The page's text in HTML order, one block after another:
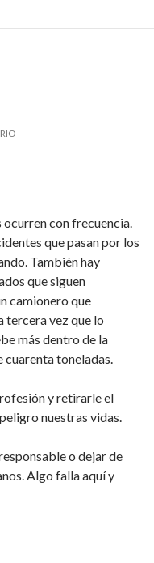
con frecuencia.
que pasan por los
También hay
que siguen
camionero que
tercera vez que lo
más dentro de la
cuarenta toneladas.
y retirarle el
nuestras vidas.
o dejar de
Algo falla aquí y